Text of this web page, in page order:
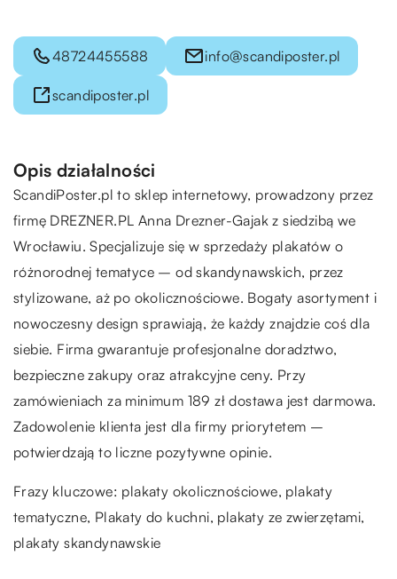
48724455588 info@scandiposter.pl
scandiposter.pl
Opis działalności
ScandiPoster.pl to sklep internetowy, prowadzony przez
firmę DREZNER.PL Anna Drezner-Gajak z siedzibą we
Wrocławiu. Specjalizuje się w sprzedaży plakatów o
różnorodnej tematyce – od skandynawskich, przez
stylizowane, aż po okolicznościowe. Bogaty asortyment i
nowoczesny design sprawiają, że każdy znajdzie coś dla
siebie. Firma gwarantuje profesjonalne doradztwo,
bezpieczne zakupy oraz atrakcyjne ceny. Przy
zamówieniach za minimum 189 zł dostawa jest darmowa.
Zadowolenie klienta jest dla firmy priorytetem –
potwierdzają to liczne pozytywne opinie.
Frazy kluczowe: plakaty okolicznościowe, plakaty
tematyczne, Plakaty do kuchni, plakaty ze zwierzętami,
plakaty skandynawskie